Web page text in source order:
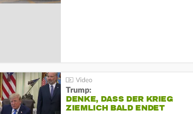
Trump:
DENKE, DASS DER KRIEG
ZIEMLICH BALD ENDET